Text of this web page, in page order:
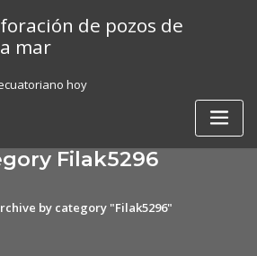
de pozos de
mar
hoy
Filak5296
by category "Filak5296"